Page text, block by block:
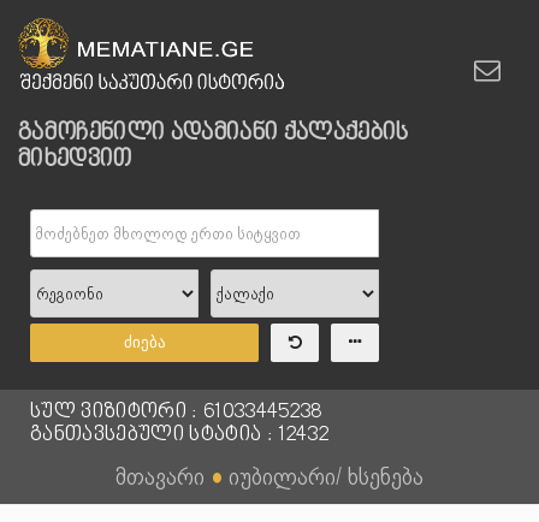
გამოჩენილი ადამიანი ქალაქების
მიხედვით
ძიება
სულ ვიზიტორი : 61033445238
განთავსებული სტატია : 12432
მთავარი ● იუბილარი/ ხსენება